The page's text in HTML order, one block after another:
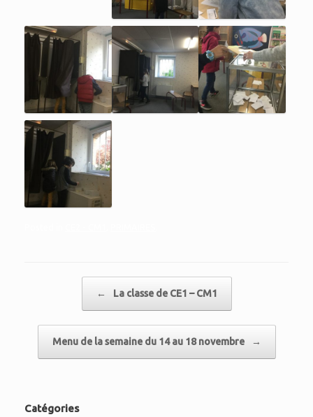
← La classe de CE1 – CM1
Menu de la semaine du 14 au 18 novembre →
Catégories